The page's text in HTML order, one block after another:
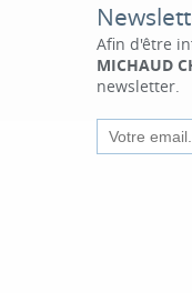
Afin d'être
MICHAUD
newsletter.